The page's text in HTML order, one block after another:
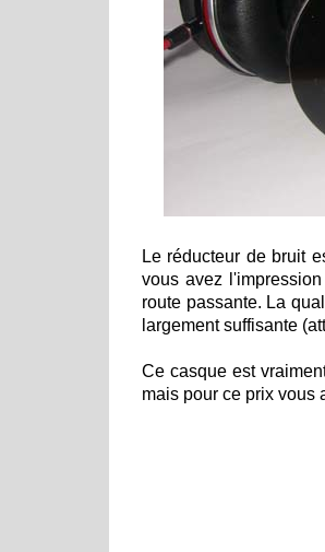
Le réducteur de bruit
vous avez
route passante. La
largement suffisante
Ce casque est
mais pour ce prix vous